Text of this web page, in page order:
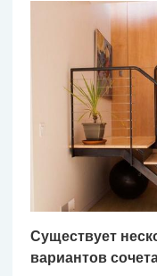
Существует
вариантов